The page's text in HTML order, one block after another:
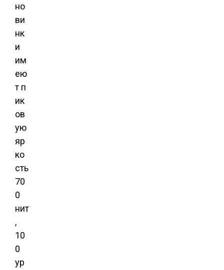
но
ви
нк
и
им
ею
т п
ик
ов
ую
яр
ко
сть
70
0
нит
,
10
0
ур